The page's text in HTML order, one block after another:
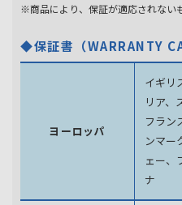
※商品により、保証が適応されない
◆保証書（WARRANTY
ヨーロッパ
イギリ
リア、
フラン
ンマー
ェー、
ナ